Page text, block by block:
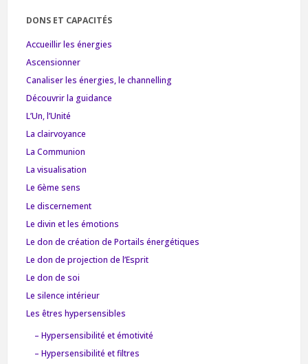
DONS ET CAPACITÉS
Accueillir les énergies
Ascensionner
Canaliser les énergies, le channelling
Découvrir la guidance
L’Un, l’Unité
La clairvoyance
La Communion
La visualisation
Le 6ème sens
Le discernement
Le divin et les émotions
Le don de création de Portails énergétiques
Le don de projection de l’Esprit
Le don de soi
Le silence intérieur
Les êtres hypersensibles
– Hypersensibilité et émotivité
– Hypersensibilité et filtres